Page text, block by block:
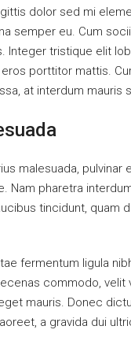
dolor sed mi
semper eu. Cum
Integer tristique elit
porttitor mattis.
at interdum mauris
malesuada, pulvinar
Nam pharetra
tincidunt, quam
fermentum ligula
commodo, velit
mauris. Donec
a gravida dui